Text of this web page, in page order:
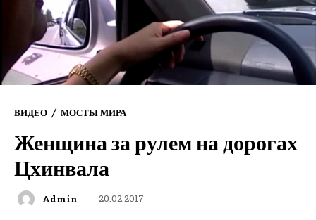
ВИДЕО МОСТЫ МИРА
Женщина за рулем на дорогах
Цхинвала
Admin 20.02.2017